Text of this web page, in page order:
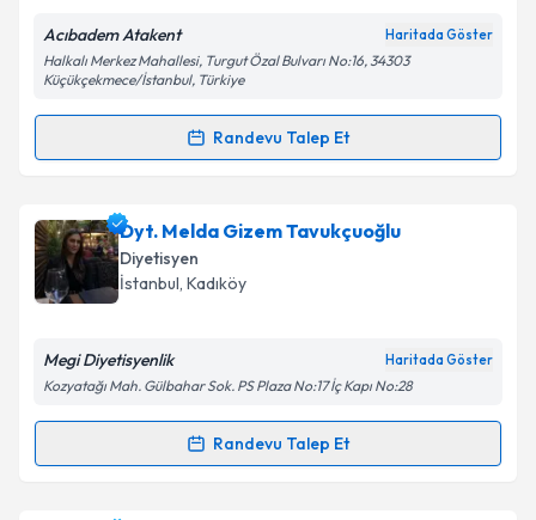
Kişisel verilerimin işlenmesine ilişkinAydınlatma
'ni okudum ve kişisel verilerimin belirtilen
kapsamda işlenmesini kabul ediyorum.
Takvim Talebini Gönder
Acıbadem Atakent Haritada Göster
Halkalı Merkez Mahallesi, Turgut Özal Bulvarı No:16, 34303
Küçükçekmece/İstanbul, Türkiye
Randevu Talep Et
Randevu Takvimi Talebi
Dyt. Güler Arasiçin randevu takvimi talebi oluşturun.
Size bu uzmandan randevu almanız için bir takvim
hazırlandığında e-posta ile bilgilendireceğiz.
Kişisel verilerimin işlenmesine ilişkin
Metni'ni okudum ve kişisel verilerimin belirtilen
Dyt. Melda Gizem Tavukçuoğlu
Diyetisyen
İstanbul , Kadıköy
Megi Diyetisyenlik Haritada Göster
Kozyatağı Mah. Gülbahar Sok. PS Plaza No:17 İç Kapı No:28
Randevu Talep Et
Randevu Takvimi Talebi